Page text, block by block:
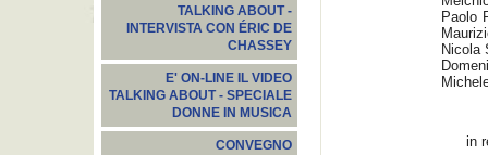
TALKING ABOUT -
INTERVISTA CON ÉRIC DE
CHASSEY
E' ON-LINE IL VIDEO
TALKING ABOUT - SPECIALE
DONNE IN MUSICA
CONVEGNO
Paolo
Nicola
in